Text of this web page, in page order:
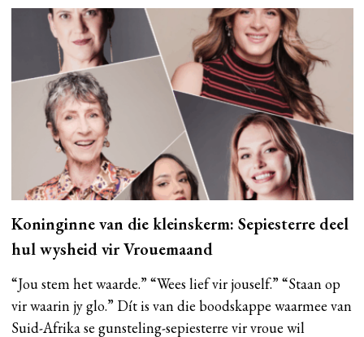
Koninginne van die kleinskerm: Sepiesterre deel
hul wysheid vir Vrouemaand
“Jou stem het waarde.” “Wees lief vir jouself.” “Staan op
vir waarin jy glo.” Dít is van die boodskappe waarmee van
Suid-Afrika se gunsteling-sepiesterre vir vroue wil